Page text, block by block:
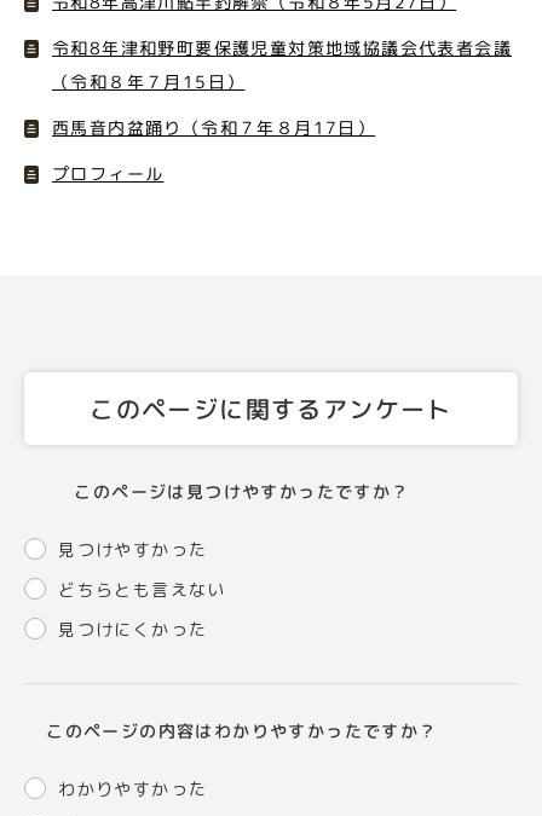
令和8年津和野町要保護児童対策地域協議会代表者会議
（令和８年７月15日）
西馬音内盆踊り（令和７年８月17日）
プロフィール
このページに関するアンケート
このページは見つけやすかったですか？
見つけやすかった
どちらとも言えない
見つけにくかった
このページの内容はわかりやすかったですか？
わかりやすかった